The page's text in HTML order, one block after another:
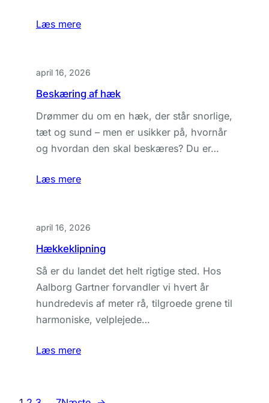
Læs mere
april 16, 2026
Beskæring af hæk
Drømmer du om en hæk, der står snorlige,
tæt og sund – men er usikker på, hvornår
og hvordan den skal beskæres? Du er…
Læs mere
april 16, 2026
Hækkeklipning
Så er du landet det helt rigtige sted. Hos
Aalborg Gartner forvandler vi hvert år
hundredevis af meter rå, tilgroede grene til
harmoniske, velplejede…
Læs mere